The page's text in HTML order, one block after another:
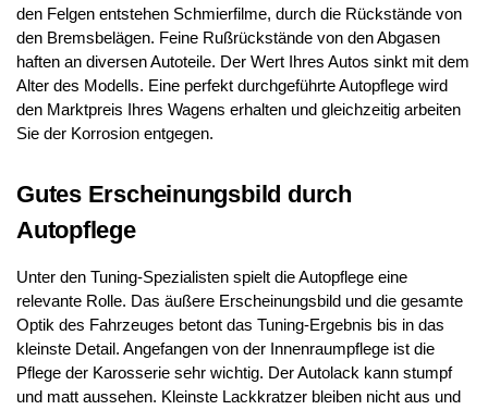
den Felgen entstehen Schmierfilme, durch die Rückstände von
den Bremsbelägen. Feine Rußrückstände von den Abgasen
haften an diversen Autoteile. Der Wert Ihres Autos sinkt mit dem
Alter des Modells. Eine perfekt durchgeführte Autopflege wird
den Marktpreis Ihres Wagens erhalten und gleichzeitig arbeiten
Sie der Korrosion entgegen.
Gutes Erscheinungsbild durch
Autopflege
Unter den Tuning-Spezialisten spielt die Autopflege eine
relevante Rolle. Das äußere Erscheinungsbild und die gesamte
Optik des Fahrzeuges betont das Tuning-Ergebnis bis in das
kleinste Detail. Angefangen von der Innenraumpflege ist die
Pflege der Karosserie sehr wichtig. Der Autolack kann stumpf
und matt aussehen. Kleinste Lackkratzer bleiben nicht aus und